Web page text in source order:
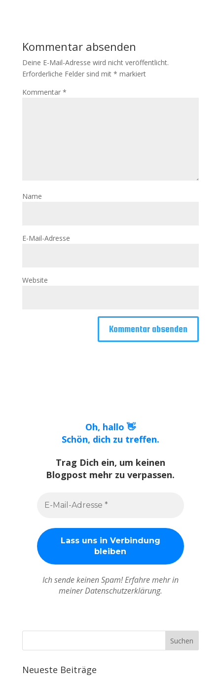
Kommentar absenden
Deine E-Mail-Adresse wird nicht veröffentlicht.
Erforderliche Felder sind mit * markiert
Kommentar *
Name
E-Mail-Adresse
Website
Oh, hallo 👋
Schön, dich zu treffen.
Trag Dich ein, um keinen
Blogpost mehr zu verpassen.
Ich sende keinen Spam! Erfahre mehr in
meiner Datenschutzerklärung.
Neueste Beiträge